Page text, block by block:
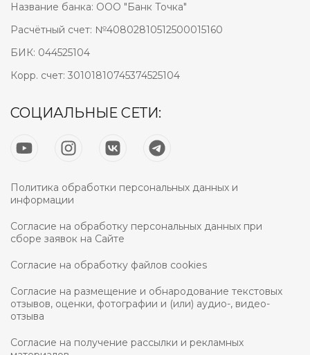
Название банка: ООО "Банк Точка"
Расчётный счет: №40802810512500015160
БИК: 044525104
Корр. счет: 30101810745374525104
СОЦИАЛЬНЫЕ СЕТИ:
Политика обработки персональных данных и
информации
Согласие на обработку персональных данных при
сборе заявок на Сайте
Согласие на обработку файлов cookies
Согласие на размещение и обнародование текстовых
отзывов, оценки, фотографии и (или) аудио-, видео-
отзыва
Согласие на получение рассылки и рекламных